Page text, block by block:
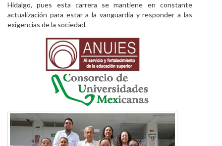
Hidalgo, pues esta carrera se mantiene en constante
actualización para estar a la vanguardia y responder a las
exigencias de la sociedad.